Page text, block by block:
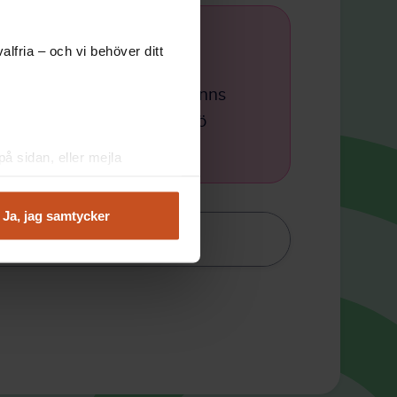
– och vi behöver ditt
sidan, eller mejla
Ja, jag samtycker
konflikter,
den typen av problem finns
en god social arbetsmiljö